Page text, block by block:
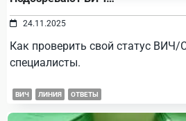
24.11.2025
Как проверить свой статус
специалисты.
ВИЧ ЛИНИЯ ОТВЕТЫ